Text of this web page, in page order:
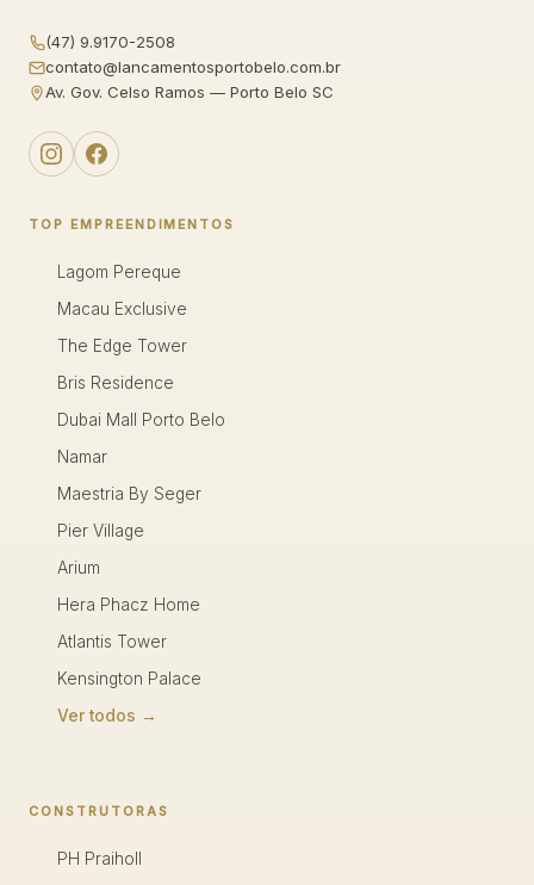
(47) 9.9170-2508
contato@lancamentosportobelo.com.br
Av. Gov. Celso Ramos — Porto Belo SC
TOP EMPREENDIMENTOS
Lagom Pereque
Macau Exclusive
The Edge Tower
Bris Residence
Dubai Mall Porto Belo
Namar
Maestria By Seger
Pier Village
Arium
Hera Phacz Home
Atlantis Tower
Kensington Palace
Ver todos →
CONSTRUTORAS
PH Praiholl